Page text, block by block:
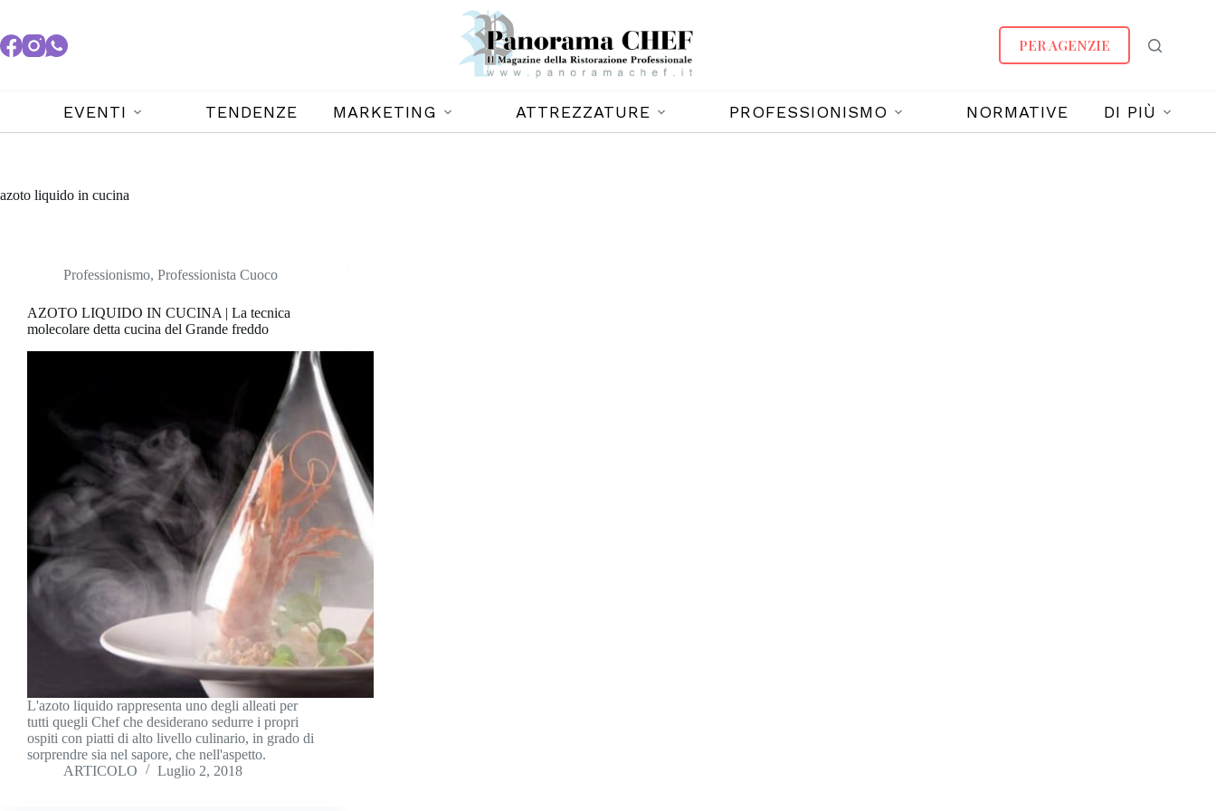
PER AGENZIE
EVENTI TENDENZE MARKETING ATTREZZATURE PROFESSIONISMO NORMATIVE DI PIÙ
azoto liquido in cucina
Professionismo, Professionista Cuoco
AZOTO LIQUIDO IN CUCINA | La tecnica
molecolare detta cucina del Grande freddo
L'azoto liquido rappresenta uno degli alleati per
tutti quegli Chef che desiderano sedurre i propri
ospiti con piatti di alto livello culinario, in grado di
sorprendre sia nel sapore, che nell'aspetto.
ARTICOLO
Luglio 2, 2018